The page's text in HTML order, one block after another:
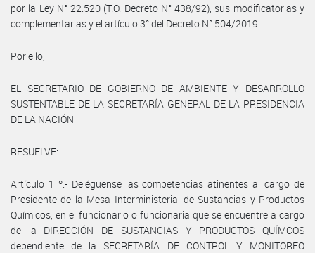
por la Ley N° 22.520 (T.O. Decreto N° 438/92), sus modificatorias y
complementarias y el artículo 3° del Decreto N° 504/2019.
Por ello,
EL SECRETARIO DE GOBIERNO DE AMBIENTE Y DESARROLLO
SUSTENTABLE DE LA SECRETARÍA GENERAL DE LA PRESIDENCIA
DE LA NACIÓN
RESUELVE:
Artículo 1 º.- Deléguense las competencias atinentes al cargo de
Presidente de la Mesa Interministerial de Sustancias y Productos
Químicos, en el funcionario o funcionaria que se encuentre a cargo
de la DIRECCIÓN DE SUSTANCIAS Y PRODUCTOS QUÍMCOS
dependiente de la SECRETARÍA DE CONTROL Y MONITOREO